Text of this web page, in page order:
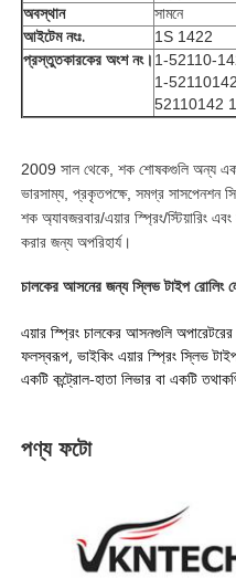
অবস্থান সামনে
আইটেম নংঃ. 1S 1422
প্রস্তুতকারকের অংশ নং। 1-52110-
1-
52110142
2009 সাল থেকে, শক শোষকগুলি অন্য
ভারসাম্য, প্রকৃতপক্ষে, সমগ্র সাসপেনশন
শক অ্যাবজরবার/এয়ার স্প্রিং/স্টিয়ারিং
করার জন্য অপরিহার্য।
চালকের আসনের জন্য স্লিভ টাইপ রোলিং
এয়ার স্প্রিং চালকের আসনগুলি
ফলস্বরূপ, ভাইকিং এয়ার স্প্রিং স্লিভ
একটি কন্ট্রোল-হাতা লিভার বা একটি
পণ্য ফটো